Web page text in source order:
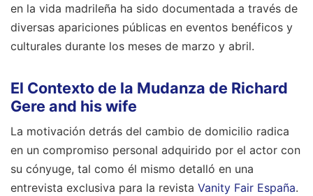
en la vida madrileña ha sido documentada a través de
diversas apariciones públicas en eventos benéficos y
culturales durante los meses de marzo y abril.
El Contexto de la Mudanza de Richard
Gere and his wife
La motivación detrás del cambio de domicilio radica
en un compromiso personal adquirido por el actor con
su cónyuge, tal como él mismo detalló en una
entrevista exclusiva para la revista Vanity Fair España.